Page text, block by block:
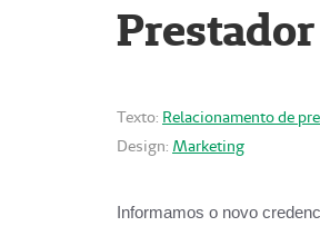
Texto: Relacionamento de
Design: Marketing
Informamos o novo